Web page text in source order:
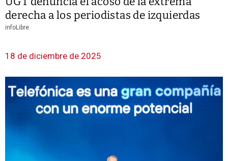
derecha a los periodistas de izquierdas
infoLibre
18 de diciembre de 2025